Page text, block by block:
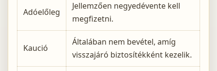
Adóelőleg
Jellemzően negyedévente kell
megfizetni.
Kaució
Általában nem bevétel, amíg
visszajáró biztosítékként kezelik.